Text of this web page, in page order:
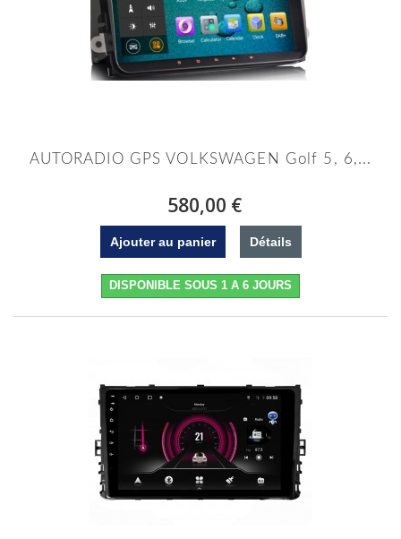
AUTORADIO GPS VOLKSWAGEN Golf 5, 6,...
580,00 €
Ajouter au panier Détails
DISPONIBLE SOUS 1 A 6 JOURS